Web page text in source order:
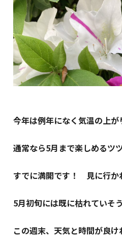
今年は例年になく気温の上が
通常なら5月まで楽しめるツ
すでに満開です！ 見に行
5月初旬には既に枯れていそ
この週末、天気と時間が良け